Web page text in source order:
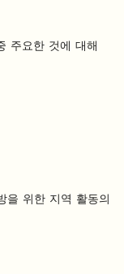
주요한 것에 대해
을 위한 지역 활동의